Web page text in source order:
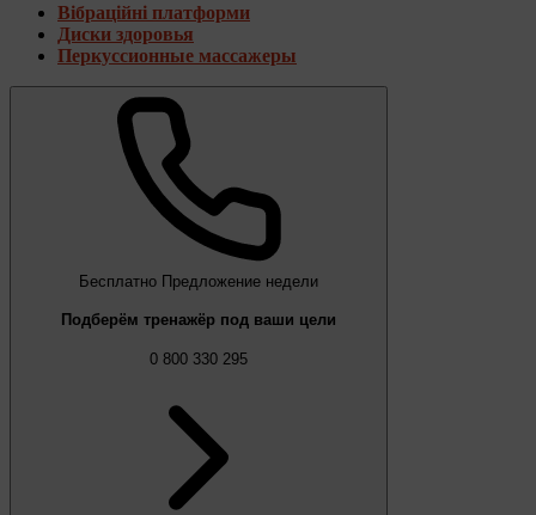
Вібраційні платформи
Диски здоровья
Перкуссионные массажеры
Бесплатно Предложение недели
Подберём тренажёр под ваши цели
0 800 330 295